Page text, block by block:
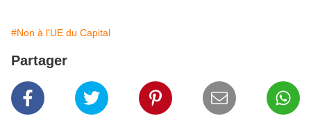
#Non à l'UE du Capital
Partager